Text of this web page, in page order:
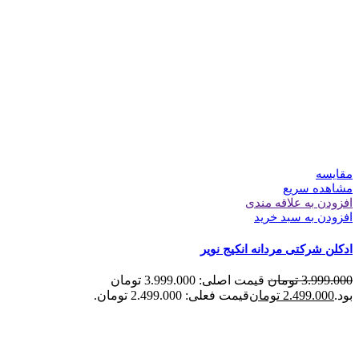
مقایسه
مشاهده سریع
افزودن به علاقه مندی
افزودن به سبد خرید
ادکلن شرکتی مردانه انکیج نویر
3.999.000 تومان
قیمت اصلی: 3.999.000 تومان
بود.2.499.000 تومانقیمت فعلی: 2.499.000 تومان.